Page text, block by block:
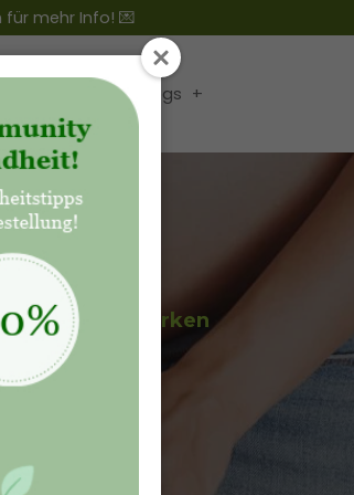
für mehr Info! 💌
Blogs +
stärken